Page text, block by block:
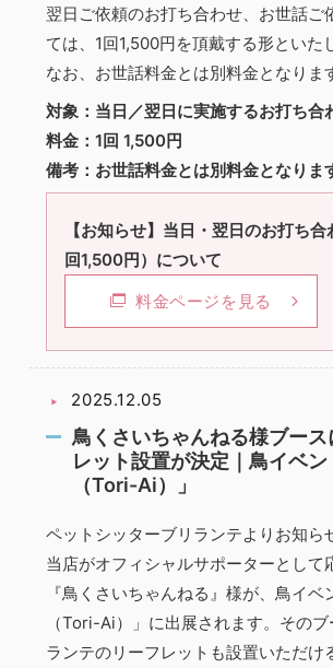
翌日ご依頼のお打ち合わせ、お世話ご
ては、1回1,500円を頂戴する形といた
なお、お世話料金とは別料金となりま
対象：当日／翌日に実施するお打ち合
料金：1回 1,500円
備考：お世話料金とは別料金となりま
【お知らせ】当日・翌日のお打ち合
回1,500円）について
料金ページを見る
2025.12.05
鳥くさいちゃんねる様ブース
レット設置が決定｜鳥イベ
（Tori-Ai）」
ペットシッターブリランテよりお知ら
当店がオフィシャルサポーターとして
『鳥くさいちゃんねる』様が、鳥イベ
（Tori-Ai）」に出展されます。そのブ
ランテのリーフレットも設置いただけ